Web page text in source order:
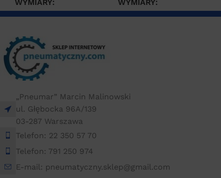
WYMIARY WYMIARY
„Pneumar” Marcin Malinowski
ul. Głębocka 96A/139
03-287 Warszawa
Telefon: 22 350 57 70
Telefon: 791 250 974
E-mail: pneumatyczny.sklep@gmail.com